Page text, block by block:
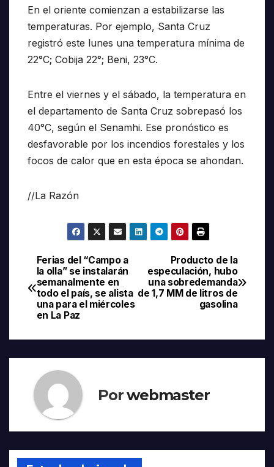
En el oriente comienzan a estabilizarse las
temperaturas. Por ejemplo, Santa Cruz
registró este lunes una temperatura mínima de
22°C; Cobija 22°; Beni, 23°C.
Entre el viernes y el sábado, la temperatura en
el departamento de Santa Cruz sobrepasó los
40°C, según el Senamhi. Ese pronóstico es
desfavorable por los incendios forestales y los
focos de calor que en esta época se ahondan.
//La Razón
Navegación
de
entradas
Producto de la
especulación, hubo
una sobredemanda
de 1,7 MM de litros de
gasolina
Ferias del “Campo a
la olla” se instalarán
semanalmente en
todo el país, se alista
una para el miércoles
en La Paz
Porwebmaster